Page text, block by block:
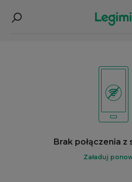
Brak połączenia
Załaduj